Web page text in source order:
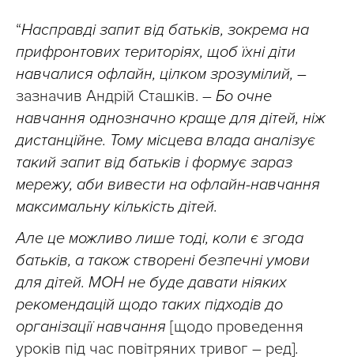
“Насправді запит від батьків, зокрема на
прифронтових територіях, щоб їхні діти
навчалися офлайн, цілком зрозумілий, –
зазначив Андрій Сташків. – Бо очне
навчання однозначно краще для дітей, ніж
дистанційне. Тому місцева влада аналізує
такий запит від батьків і формує зараз
мережу, аби вивести на офлайн-навчання
максимальну кількість дітей.
Але це можливо лише тоді, коли є згода
батьків, а також створені безпечні умови
для дітей. МОН не буде давати ніяких
рекомендацій щодо таких підходів до
організації навчання [щодо проведення
уроків під час повітряних тривог – ред].